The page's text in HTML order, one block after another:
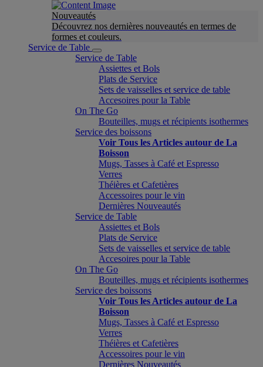
Nouveautés
Découvrez nos dernières nouveautés en termes de
formes et couleurs.
Service de Table
Service de Table
Assiettes et Bols
Plats de Service
Sets de vaisselles et service de table
Accesoires pour la Table
On The Go
Bouteilles, mugs et récipients isothermes
Service des boissons
Voir Tous les Articles autour de La
Boisson
Mugs, Tasses à Café et Espresso
Verres
Théières et Cafetières
Accessoires pour le vin
Dernières Nouveautés
Service de Table
Assiettes et Bols
Plats de Service
Sets de vaisselles et service de table
Accesoires pour la Table
On The Go
Bouteilles, mugs et récipients isothermes
Service des boissons
Voir Tous les Articles autour de La
Boisson
Mugs, Tasses à Café et Espresso
Verres
Théières et Cafetières
Accessoires pour le vin
Dernières Nouveautés